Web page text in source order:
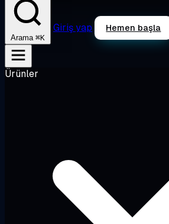
Arama ⌘K
Giriş yap Hemen başla
Ürünler